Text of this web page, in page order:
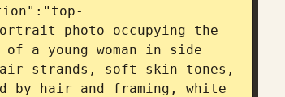
photo occupying the
a young woman in side
strands, soft skin tones,
by hair and framing, white